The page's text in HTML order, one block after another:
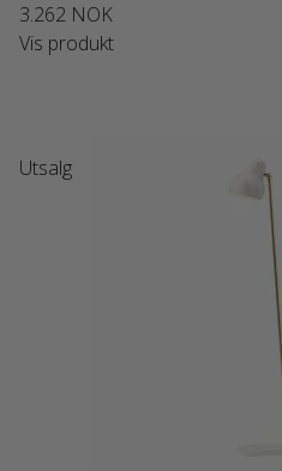
3.262 NOK
Vis produkt
Utsalg